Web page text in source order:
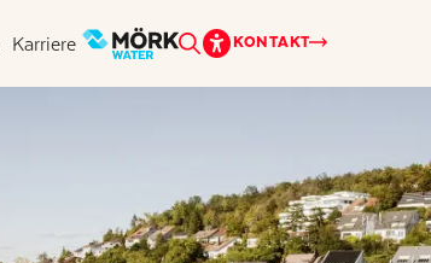
Karriere KONTAKT